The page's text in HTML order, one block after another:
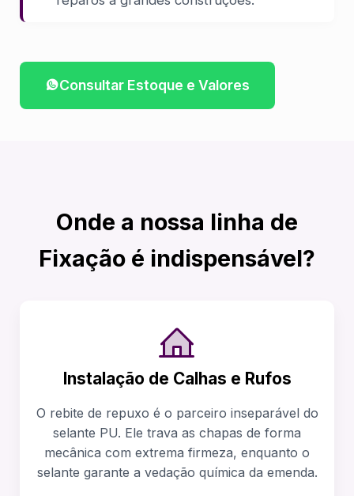
Consultar Estoque e Valores
Onde a nossa linha de
Fixação é indispensável?
Instalação de Calhas e Rufos
O rebite de repuxo é o parceiro inseparável do
selante PU. Ele trava as chapas de forma
mecânica com extrema firmeza, enquanto o
selante garante a vedação química da emenda.